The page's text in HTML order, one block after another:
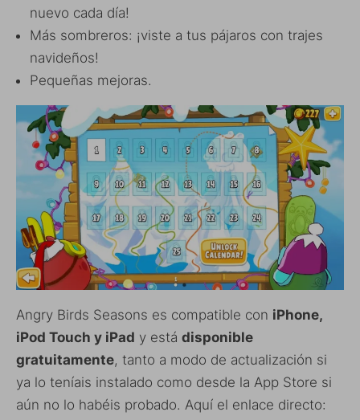
nuevo cada día!
Más sombreros: ¡viste a tus pájaros con trajes
navideños!
Pequeñas mejoras.
Angry Birds Seasons es compatible con iPhone,
iPod Touch y iPad y está disponible
gratuitamente, tanto a modo de actualización si
ya lo teníais instalado como desde la App Store si
aún no lo habéis probado. Aquí el enlace directo: